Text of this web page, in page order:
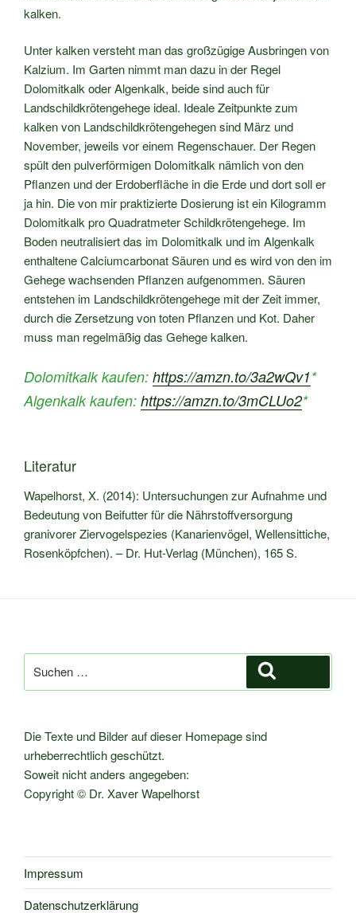
kalken.
Unter kalken versteht man das großzügige Ausbringen von
Kalzium. Im Garten nimmt man dazu in der Regel
Dolomitkalk oder Algenkalk, beide sind auch für
Landschildkrötengehege ideal. Ideale Zeitpunkte zum
kalken von Landschildkrötengehegen sind März und
November, jeweils vor einem Regenschauer. Der Regen
spült den pulverförmigen Dolomitkalk nämlich von den
Pflanzen und der Erdoberfläche in die Erde und dort soll er
ja hin. Die von mir praktizierte Dosierung ist ein Kilogramm
Dolomitkalk pro Quadratmeter Schildkrötengehege. Im
Boden neutralisiert das im Dolomitkalk und im Algenkalk
enthaltene Calciumcarbonat Säuren und es wird von den im
Gehege wachsenden Pflanzen aufgenommen. Säuren
entstehen im Landschildkrötengehege mit der Zeit immer,
durch die Zersetzung von toten Pflanzen und Kot. Daher
muss man regelmäßig das Gehege kalken.
Dolomitkalk kaufen: https://amzn.to/3a2wQv1*
Algenkalk kaufen: https://amzn.to/3mCLUo2*
Literatur
Wapelhorst, X. (2014): Untersuchungen zur Aufnahme und
Bedeutung von Beifutter für die Nährstoffversorgung
granivorer Ziervogelspezies (Kanarienvögel, Wellensittiche,
Rosenköpfchen). – Dr. Hut-Verlag (München), 165 S.
nach:
Die Texte und Bilder auf dieser Homepage sind
urheberrechtlich geschützt.
Soweit nicht anders angegeben:
Copyright © Dr. Xaver Wapelhorst
Impressum
Datenschutzerklärung